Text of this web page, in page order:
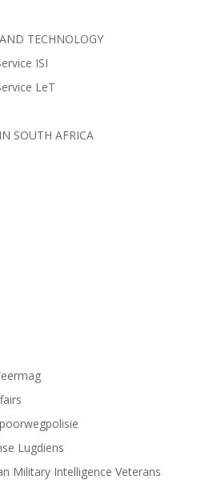
TECHNOLOGY
ISI
LeT
SOUTH AFRICA
Lugdiens
Military Intelligence Veterans